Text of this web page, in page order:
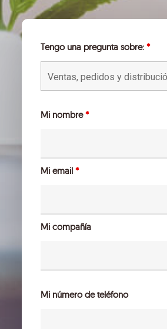
Tengo una pregunta sobre: *
Mi nombre*
Mi email *
Mi compañía
Mi número de teléfono